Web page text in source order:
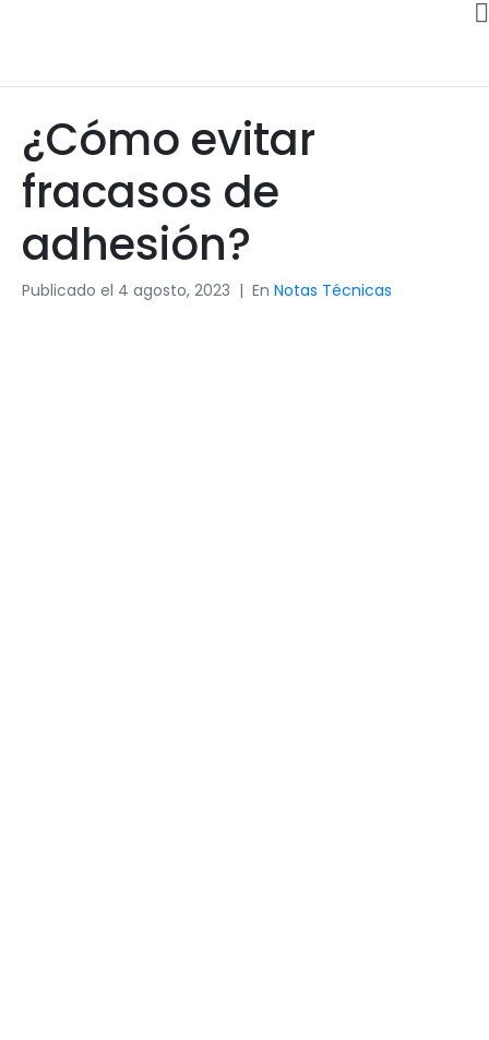
¿Cómo evitar
fracasos de
adhesión?
Publicado el 4 agosto, 2023 En Notas Técnicas